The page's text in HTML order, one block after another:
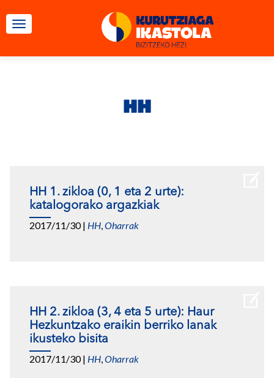
TOGGLE NAVIGATION
HH
HH 1. zikloa (0, 1 eta 2 urte):
katalogorako argazkiak
2017/11/30| HH,Oharrak
HH 2. zikloa (3, 4 eta 5 urte): Haur
Hezkuntzako eraikin berriko lanak
ikusteko bisita
2017/11/30| HH,Oharrak